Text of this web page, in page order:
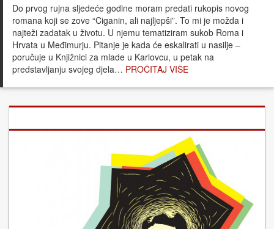
Do prvog rujna sljedeće godine moram predati rukopis novog
romana koji se zove “Ciganin, ali najljepši”. To mi je možda i
najteži zadatak u životu. U njemu tematiziram sukob Roma i
Hrvata u Međimurju. Pitanje je kada će eskalirati u nasilje –
poručuje u Knjižnici za mlade u Karlovcu, u petak na
predstavljanju svojeg djela… PROČITAJ VIŠE